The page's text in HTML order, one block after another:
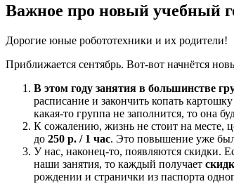
Важное про новый учебный
Дорогие юные робототехники и их родители!
Приближается сентябрь. Вот-вот начнётся
В этом году занятия в большинстве
расписание и закончить копать
какая-то группа не заполнится, то она
К сожалению, жизнь не стоит на месте,
до 250 р. / 1 час. Это повышение уже
У нас, наконец-то, появляются скидки.
наши занятия, то каждый получает
рождении и странички из паспорта